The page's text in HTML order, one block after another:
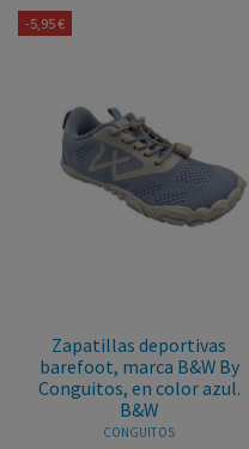
-5,95 €
Zapatillas deportivas
barefoot, marca B&W By
Conguitos, en color azul.
B&W
CONGUITOS